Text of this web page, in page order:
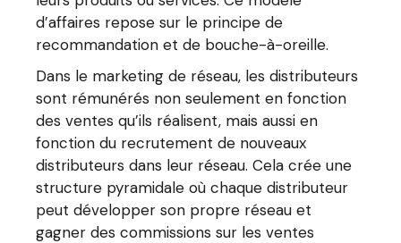
d’affaires repose sur le principe de
recommandation et de bouche-à-oreille.
Dans le marketing de réseau, les distributeurs
sont rémunérés non seulement en fonction
des ventes qu’ils réalisent, mais aussi en
fonction du recrutement de nouveaux
distributeurs dans leur réseau. Cela crée une
structure pyramidale où chaque distributeur
peut développer son propre réseau et
gagner des commissions sur les ventes